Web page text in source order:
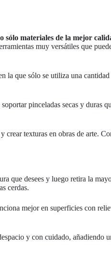
sólo materiales de la mejor
muy versátiles que
que sólo se utiliza una
pinceladas secas y duras
crear texturas en obras de arte.
que desees y luego retira la
cerdas.
mejor en superficies con
y con cuidado, añadiendo